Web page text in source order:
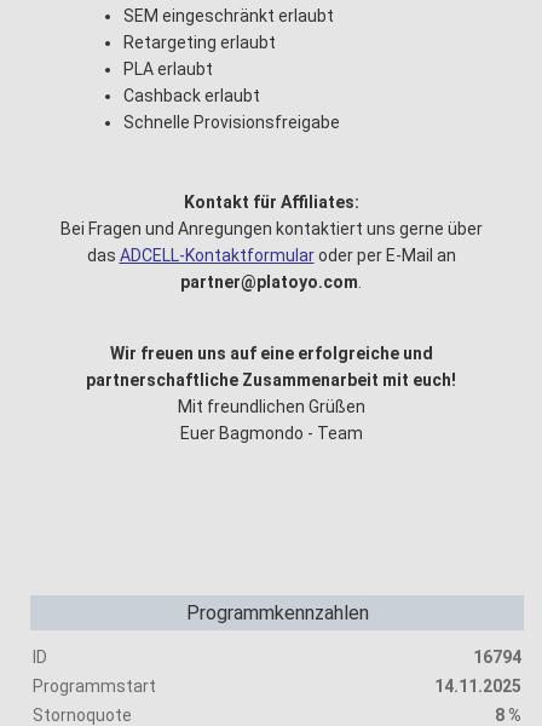
SEM eingeschränkt erlaubt
Retargeting erlaubt
PLA erlaubt
Cashback erlaubt
Schnelle Provisionsfreigabe
Kontakt für Affiliates:
Bei Fragen und Anregungen kontaktiert uns gerne über
das ADCELL-Kontaktformularoder per E-Mail an
partner@platoyo.com
Wir freuen uns auf eine erfolgreiche und
partnerschaftliche Zusammenarbeit mit euch!
Mit freundlichen Grüßen
Euer Bagmondo - Team
Programmkennzahlen
ID
16794
Programmstart
14.11.2025
Stornoquote
8 %